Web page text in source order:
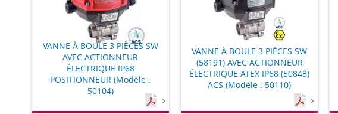
VANNE À BOULE 3 PIÈCES SW
AVEC ACTIONNEUR
ÉLECTRIQUE IP68
POSITIONNEUR (Modèle :
50104)
VANNE À BOULE 3 PIÈCES SW
(58191) AVEC ACTIONNEUR
ÉLECTRIQUE ATEX IP68 (50848)
ACS (Modèle : 50110)